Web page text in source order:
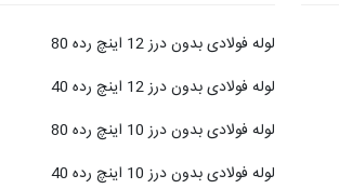
لوله فولادی بدون درز 12 اینچ رده 80
لوله فولادی بدون درز 12 اینچ رده 40
لوله فولادی بدون درز 10 اینچ رده 80
لوله فولادی بدون درز 10 اینچ رده 40